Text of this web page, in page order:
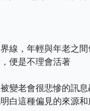
線，年輕與年老之
便是不理會活著
變老會很悲慘的訊
白這種偏見的來源和